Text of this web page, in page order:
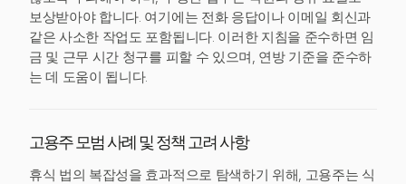
보상받아야 합니다. 여기에는 전화 응답이나 이메일 회신과
같은 사소한 작업도 포함됩니다. 이러한 지침을 준수하면 임
금 및 근무 시간 청구를 피할 수 있으며, 연방 기준을 준수하
는 데 도움이 됩니다.
고용주 모범 사례 및 정책 고려 사항
휴식 법의 복잡성을 효과적으로 탐색하기 위해, 고용주는 식